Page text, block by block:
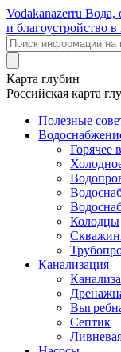
Vodakanazerru Вода,
и благоустройство
Карта глубин
Российская карта
Полезные
Горячее
Колодцы
Канализация
Септик